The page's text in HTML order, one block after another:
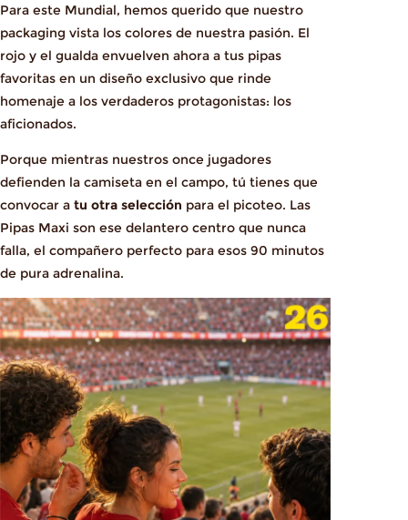
Para este Mundial, hemos querido que nuestro
packaging vista los colores de nuestra pasión. El
rojo y el gualda envuelven ahora a tus pipas
favoritas en un diseño exclusivo que rinde
homenaje a los verdaderos protagonistas: los
aficionados.
Porque mientras nuestros once jugadores
defienden la camiseta en el campo, tú tienes que
convocar a tu otra selección para el picoteo. Las
Pipas Maxi son ese delantero centro que nunca
falla, el compañero perfecto para esos 90 minutos
de pura adrenalina.